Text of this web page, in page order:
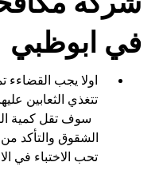
في ابوظبي
اولا يجب القضاءء
تتغذي الثعابين
سوف تقل كمية
الشقوق والتأكد
تحب الاختباء في